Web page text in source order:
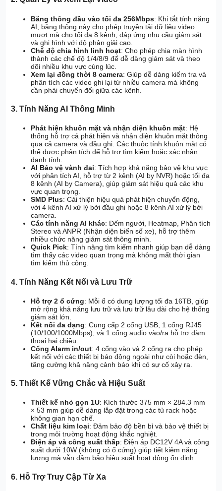
Băng thông đầu vào tối đa 256Mbps: Khi tắt tính năng
AI, băng thông này cho phép truyền tải dữ liệu video
mượt mà cho tối đa 8 kênh, đáp ứng nhu cầu giám sát
và ghi hình với độ phân giải cao.
Chế độ chia hình linh hoạt: Cho phép chia màn hình
thành các chế độ 1/4/8/9 để dễ dàng giám sát và theo
dõi nhiều khu vực cùng lúc.
Xem lại đồng thời 8 camera: Giúp dễ dàng kiểm tra và
phân tích các video ghi lại từ nhiều camera mà không
cần phải chuyển đổi giữa các kênh.
3. Tính Năng AI Thông Minh
Phát hiện khuôn mặt và nhận diện khuôn mặt: Hệ
thống hỗ trợ cả phát hiện và nhận diện khuôn mặt thông
qua cả camera và đầu ghi. Các thuộc tính khuôn mặt có
thể được phân tích để hỗ trợ tìm kiếm hoặc xác nhận
danh tính.
AI Bảo vệ vành đai: Tích hợp khả năng bảo vệ khu vực
với phân tích AI, hỗ trợ từ 2 kênh (AI by NVR) hoặc tối đa
8 kênh (AI by Camera), giúp giám sát hiệu quả các khu
vực quan trọng.
SMD Plus: Cải thiện hiệu quả phát hiện chuyển động,
với 4 kênh AI xử lý bởi đầu ghi hoặc 8 kênh AI xử lý bởi
camera.
Các tính năng AI khác: Đếm người, Heatmap, Phân tích
Stereo và ANPR (Nhận diện biển số xe), hỗ trợ thêm
nhiều chức năng giám sát thông minh.
Quick Pick: Tính năng tìm kiếm nhanh giúp bạn dễ dàng
tìm thấy các video quan trọng mà không mất thời gian
tìm kiếm thủ công.
4. Tính Năng Kết Nối và Lưu Trữ
Hỗ trợ 2 ổ cứng: Mỗi ổ có dung lượng tối đa 16TB, giúp
mở rộng khả năng lưu trữ và lưu trữ lâu dài cho hệ thống
giám sát lớn.
Kết nối đa dạng: Cung cấp 2 cổng USB, 1 cổng RJ45
(10/100/1000Mbps), và 1 cổng audio vào/ra hỗ trợ đàm
thoại hai chiều.
Cổng Alarm in/out: 4 cổng vào và 2 cổng ra cho phép
kết nối với các thiết bị báo động ngoài như còi hoặc đèn,
tăng cường khả năng cảnh báo khi có sự cố xảy ra.
5. Thiết Kế Vững Chắc và Hiệu Suất
Thiết kế nhỏ gọn 1U: Kích thước 375 mm × 284.3 mm
× 53 mm giúp dễ dàng lắp đặt trong các tủ rack hoặc
không gian hạn chế.
Chất liệu kim loại: Đảm bảo độ bền bỉ và bảo vệ thiết bị
trong môi trường hoạt động khắc nghiệt.
Điện áp và công suất thấp: Điện áp DC12V 4A và công
suất dưới 10W (không có ổ cứng) giúp tiết kiệm năng
lượng mà vẫn đảm bảo hiệu suất hoạt động ổn định.
6. Hỗ Trợ Truy Cập Từ Xa